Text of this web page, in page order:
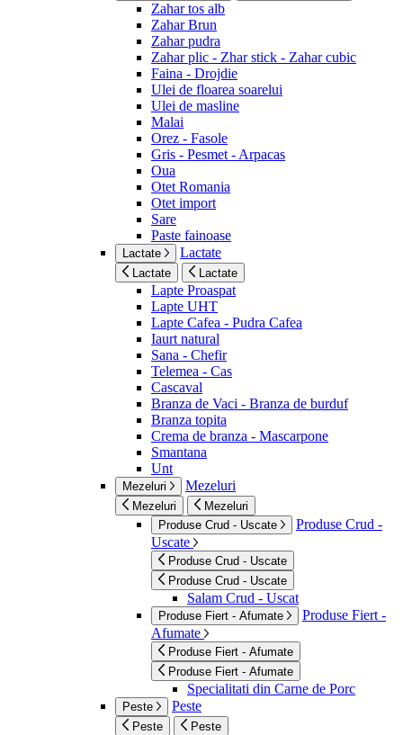
Zahar tos alb
Zahar Brun
Zahar pudra
Zahar plic - Zhar stick - Zahar cubic
Faina - Drojdie
Ulei de floarea soarelui
Ulei de masline
Malai
Orez - Fasole
Gris - Pesmet - Arpacas
Oua
Otet Romania
Otet import
Sare
Paste fainoase
Lactate Lactate
Lactate Lactate
Lapte Proaspat
Lapte UHT
Lapte Cafea - Pudra Cafea
Iaurt natural
Sana - Chefir
Telemea - Cas
Cascaval
Branza de Vaci - Branza de burduf
Branza topita
Crema de branza - Mascarpone
Smantana
Unt
Mezeluri Mezeluri
Mezeluri
Mezeluri
Produse Crud - Uscate
Produse Crud -
Uscate
Produse Crud - Uscate
Produse Crud - Uscate
Salam Crud - Uscat
Produse Fiert - Afumate
Produse Fiert -
Afumate
Produse Fiert - Afumate
Produse Fiert - Afumate
Specialitati din Carne de Porc
Peste Peste
Peste Peste